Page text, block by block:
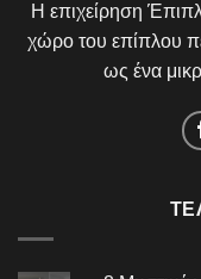
Η επιχείρηση
χώρο του επίπλου
ως ένα